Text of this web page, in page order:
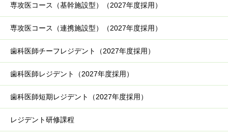
専攻医コース（基幹施設型）（2027年度採用）
専攻医コース（連携施設型）（2027年度採用）
歯科医師チーフレジデント（2027年度採用）
歯科医師レジデント（2027年度採用）
歯科医師短期レジデント（2027年度採用）
レジデント研修課程